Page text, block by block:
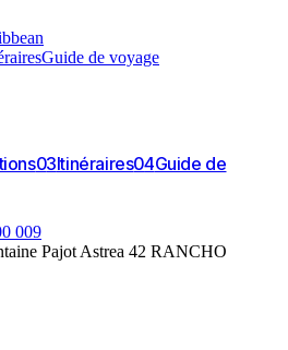
Guide de voyage
03Itinéraires04Guide de
009
Pajot Astrea 42 RANCHO